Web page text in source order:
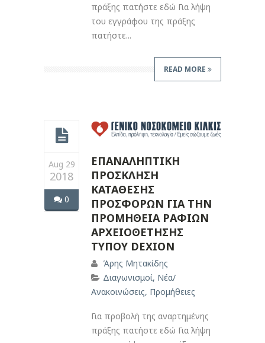
πράξης πατήστε εδώ Για λήψη
του εγγράφου της πράξης
πατήστε...
READ MORE
Aug 29
2018
0
ΕΠΑΝΑΛΗΠΤΙΚΗ
ΠΡΟΣΚΛΗΣΗ
ΚΑΤΑΘΕΣΗΣ
ΠΡΟΣΦΟΡΩΝ ΓΙΑ ΤΗΝ
ΠΡΟΜΗΘΕΙΑ ΡΑΦΙΩΝ
ΑΡΧΕΙΟΘΕΤΗΣΗΣ
ΤΥΠΟΥ DEXION
Άρης Μητακίδης
Διαγωνισμοί, Νέα/
Ανακοινώσεις, Προμήθειες
Για προβολή της αναρτημένης
πράξης πατήστε εδώ Για λήψη